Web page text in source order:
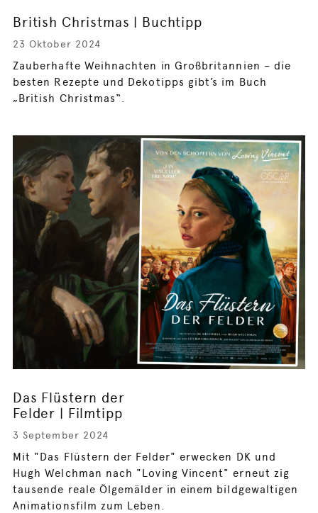
British Christmas | Buchtipp
23 Oktober 2024
Zauberhafte Weihnachten in Großbritannien – die
besten Rezepte und Dekotipps gibt’s im Buch
„British Christmas“.
Das Flüstern der
Felder | Filmtipp
3 September 2024
Mit "Das Flüstern der Felder" erwecken DK und
Hugh Welchman nach "Loving Vincent" erneut zig
tausende reale Ölgemälder in einem bildgewaltigen
Animationsfilm zum Leben.